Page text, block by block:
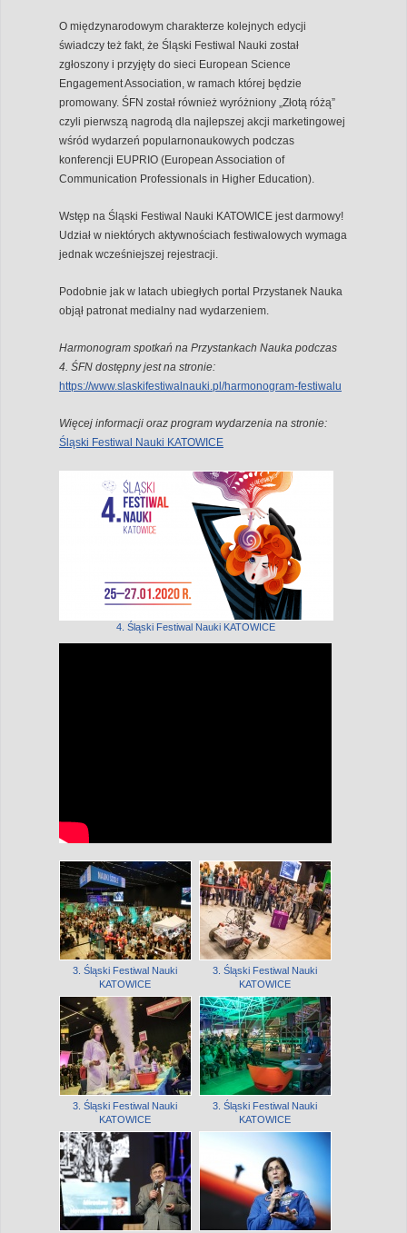
O międzynarodowym charakterze kolejnych edycji
świadczy też fakt, że Śląski Festiwal Nauki został
zgłoszony i przyjęty do sieci European Science
Engagement Association, w ramach której będzie
promowany. ŚFN został również wyróżniony „Złotą różą”
czyli pierwszą nagrodą dla najlepszej akcji marketingowej
wśród wydarzeń popularnonaukowych podczas
konferencji EUPRIO (European Association of
Communication Professionals in Higher Education).
Wstęp na Śląski Festiwal Nauki KATOWICE jest darmowy!
Udział w niektórych aktywnościach festiwalowych wymaga
jednak wcześniejszej rejestracji.
Podobnie jak w latach ubiegłych portal Przystanek Nauka
objął patronat medialny nad wydarzeniem.
Harmonogram spotkań na Przystankach Nauka podczas
4. ŚFN dostępny jest na stronie:
https://www.slaskifestiwalnauki.pl/harmonogram-festiwalu
Więcej informacji oraz program wydarzenia na stronie:
Śląski Festiwal Nauki KATOWICE
4. Śląski Festiwal Nauki KATOWICE
3. Śląski Festiwal Nauki
KATOWICE
3. Śląski Festiwal Nauki
KATOWICE
3. Śląski Festiwal Nauki
KATOWICE
3. Śląski Festiwal Nauki
KATOWICE